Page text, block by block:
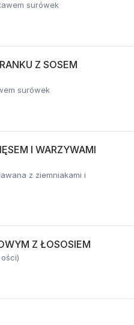
surówek
Z SOSEM
surówek
I WARZYWAMI
Z ŁOSOSIEM